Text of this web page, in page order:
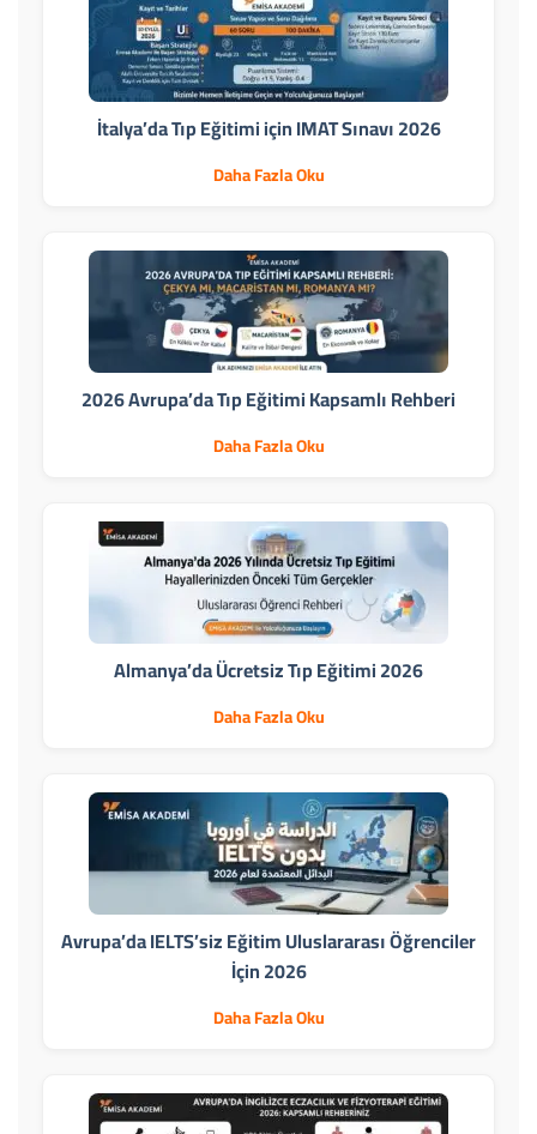
İtalya’da Tıp Eğitimi için IMAT Sınavı 2026
Daha Fazla Oku
2026 Avrupa’da Tıp Eğitimi Kapsamlı Rehberi
Daha Fazla Oku
Almanya’da Ücretsiz Tıp Eğitimi 2026
Daha Fazla Oku
Avrupa’da IELTS’siz Eğitim Uluslararası Öğrenciler
İçin 2026
Daha Fazla Oku